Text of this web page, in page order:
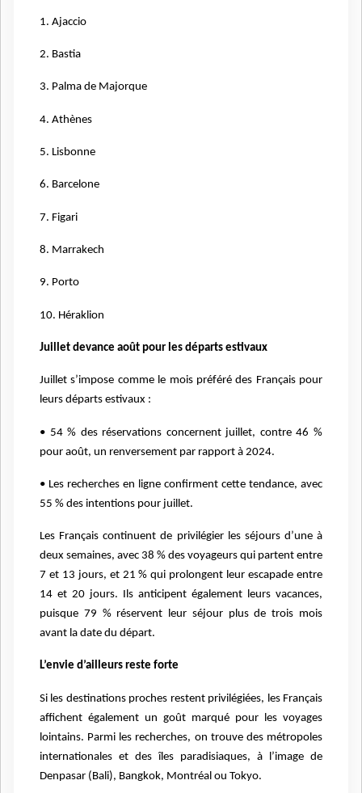
1. Ajaccio
2. Bastia
3. Palma de Majorque
4. Athènes
5. Lisbonne
6. Barcelone
7. Figari
8. Marrakech
9. Porto
10. Héraklion
Juillet devance août pour les départs estivaux
Juillet s’impose comme le mois préféré des Français pour
leurs départs estivaux :
• 54 % des réservations concernent juillet, contre 46 %
pour août, un renversement par rapport à 2024.
• Les recherches en ligne confirment cette tendance, avec
55 % des intentions pour juillet.
Les Français continuent de privilégier les séjours d’une à
deux semaines, avec 38 % des voyageurs qui partent entre
7 et 13 jours, et 21 % qui prolongent leur escapade entre
14 et 20 jours. Ils anticipent également leurs vacances,
puisque 79 % réservent leur séjour plus de trois mois
avant la date du départ.
L’envie d’ailleurs reste forte
Si les destinations proches restent privilégiées, les Français
affichent également un goût marqué pour les voyages
lointains. Parmi les recherches, on trouve des métropoles
internationales et des îles paradisiaques, à l’image de
Denpasar (Bali), Bangkok, Montréal ou Tokyo.